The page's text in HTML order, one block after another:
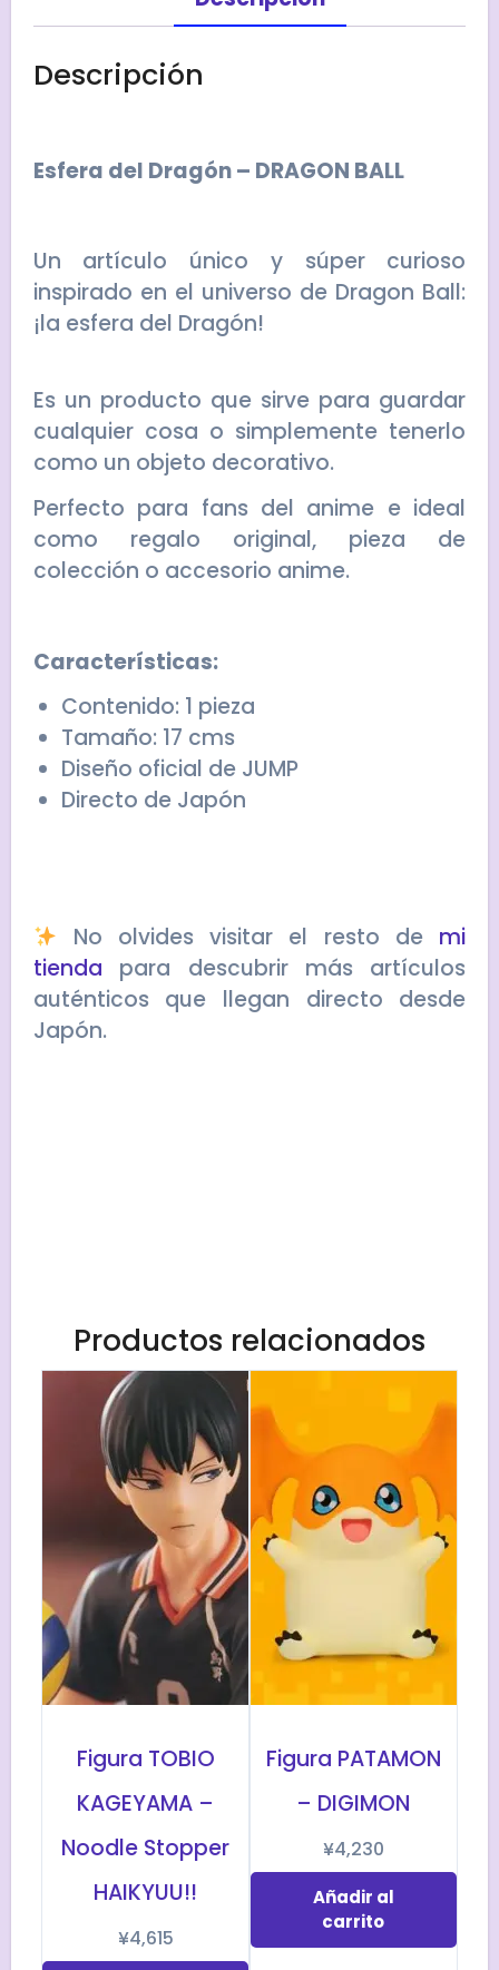
Descripción
Esfera del Dragón – DRAGON BALL
Un artículo único y súper curioso
inspirado en el universo de Dragon Ball:
¡la esfera del Dragón!
Es un producto que sirve para guardar
cualquier cosa o simplemente tenerlo
como un objeto decorativo.
Perfecto para fans del anime e ideal
como regalo original, pieza de
colección o accesorio anime.
Características:
Contenido: 1 pieza
Tamaño: 17 cms
Diseño oficial de JUMP
Directo de Japón
No olvides visitar el resto de mi
tienda para descubrir más artículos
auténticos que llegan directo desde
Japón.
Productos relacionados
Figura TOBIO
KAGEYAMA –
Noodle Stopper
HAIKYUU!!
¥4,615
Figura PATAMON
– DIGIMON
¥4,230
Añadir al
carrito